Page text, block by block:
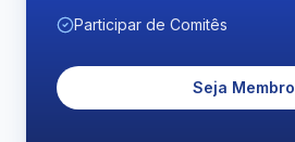
Participar de Comitês
Seja Membro